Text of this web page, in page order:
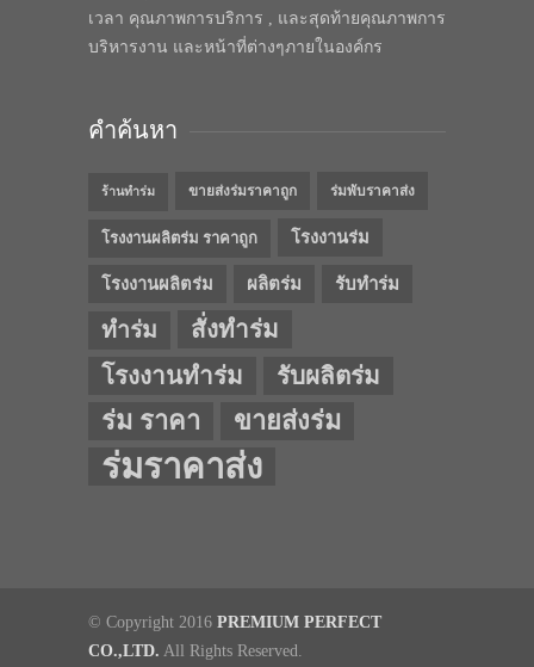
เวลา คุณภาพการบริการ , และสุดท้ายคุณภาพการ
บริหารงาน และหน้าที่ต่างๆภายในองค์กร
คำค้นหา
ร้านทำร่ม ขายส่งร่มราคาถูก ร่มพับราคาส่ง
โรงงานผลิตร่ม ราคาถูก โรงงานร่ม
โรงงานผลิตร่ม ผลิตร่ม รับทำร่ม
ทำร่ม
สั่งทำร่ม
โรงงานทำร่ม
รับผลิตร่ม
ร่ม ราคา ขายส่งร่ม
ร่มราคาส่ง
© Copyright 2016 PREMIUM PERFECT
CO.,LTD. All Rights Reserved.